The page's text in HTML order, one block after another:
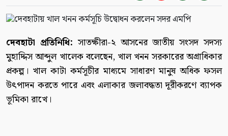
দেবহাটা প্রতিনিধি: সাতক্ষীরা-২ আসনের জাতীয় সংসদ সদস্য
মুহাদ্দিস আব্দুল খালেক বলেছেন, খাল খনন সরকারের অগ্রাধিকার
প্রকল্প। খাল কাটা কর্মসূচীর মাধ্যমে সাধারণ মানুষ অধিক ফসল
উৎপাদন করতে পারে এবং এলাকার জলাবদ্ধতা দূরীকরণে ব্যাপক
ভূমিকা রাখে।